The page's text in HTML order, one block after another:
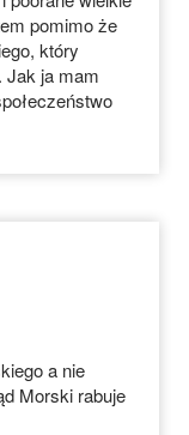
pomimo że
który
Jak ja mam
a nie
Morski rabuje